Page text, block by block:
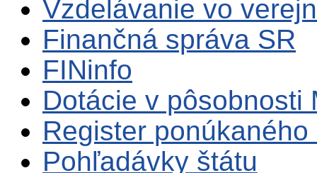
Vzdelávanie vo
Finančná správa SR
FINinfo
Dotácie v pôsobnosti
Register
Pohľadávky štátu